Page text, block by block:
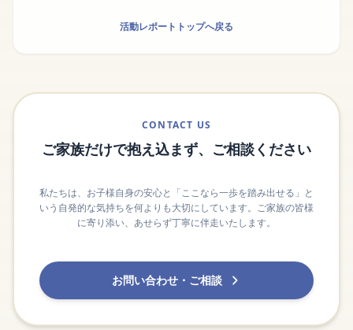
活動レポートトップへ戻る
CONTACT US
ご家族だけで抱え込まず、ご相談ください
私たちは、お子様自身の安心と「ここなら一歩を踏み出せる」と
いう自発的な気持ちを何よりも大切にしています。ご家族の皆様
に寄り添い、あせらず丁寧に伴走いたします。
お問い合わせ・ご相談